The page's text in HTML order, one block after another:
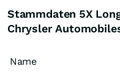
Stammdaten 5X
Chrysler
Name